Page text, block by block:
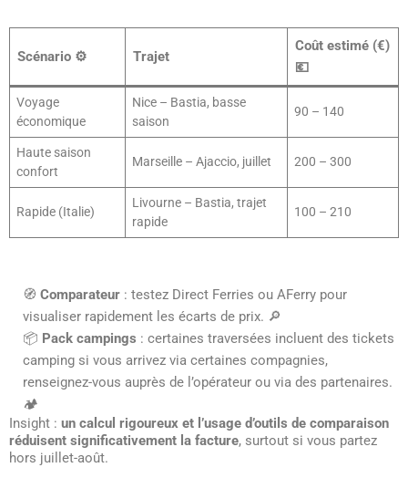
Scénario ⚙️ Trajet
Coût estimé (€)
💶
Voyage
économique
Nice – Bastia, basse
saison
90 – 140
Haute saison
confort
Marseille – Ajaccio, juillet 200 – 300
Rapide (Italie)
Livourne – Bastia, trajet
rapide
100 – 210
🧭 Comparateur : testez Direct Ferries ou AFerry pour
visualiser rapidement les écarts de prix. 🔎
📦 Pack campings : certaines traversées incluent des tickets
camping si vous arrivez via certaines compagnies,
renseignez-vous auprès de l’opérateur ou via des partenaires.
🏕️
Insight : un calcul rigoureux et l’usage d’outils de comparaison
réduisent significativement la facture, surtout si vous partez
hors juillet-août.